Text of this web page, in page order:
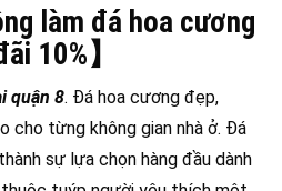
làm đá hoa cương
10%】
quận 8. Đá hoa cương đẹp,
cho từng không gian nhà ở. Đá
sự lựa chọn hàng đầu dành